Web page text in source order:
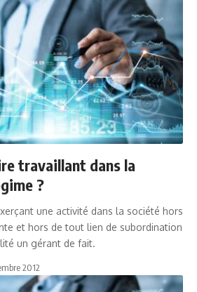
travaillant dans la
?
une activité dans la société hors
et hors de tout lien de subordination
un gérant de fait.
2012